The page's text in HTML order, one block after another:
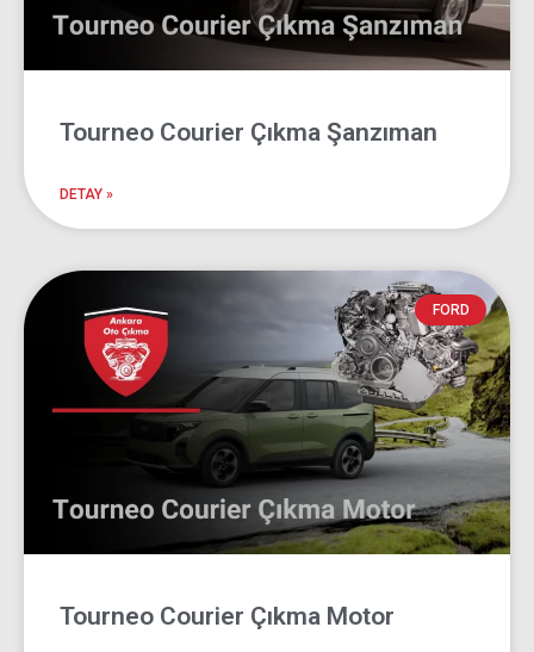
Tourneo Courier Çıkma Şanzıman
DETAY »
FORD
Tourneo Courier Çıkma Motor